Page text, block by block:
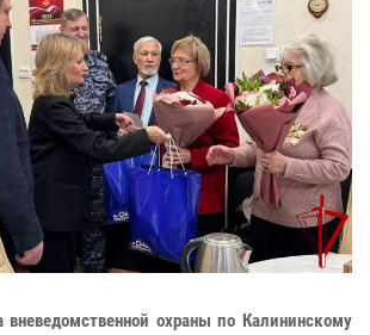
вневедомственной охраны по Калининскому